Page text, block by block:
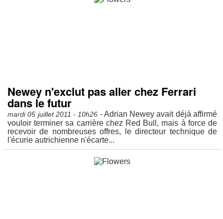
Newey n'exclut pas aller chez Ferrari
dans le futur
mardi 05 juillet 2011 - 10h26 - Adrian Newey avait déjà affirmé
vouloir terminer sa carrière chez Red Bull, mais à force de
recevoir de nombreuses offres, le directeur technique de
l'écurie autrichienne n'écarte...